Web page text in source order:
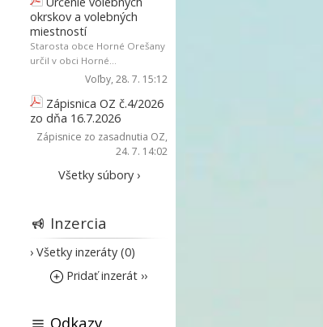
okrskov a volebných
miestností
Starosta obce Horné Orešany
určil v obci Horné...
Voľby, 28. 7. 15:12
Zápisnica OZ č.4/2026
zo dňa 16.7.2026
Zápisnice zo zasadnutia OZ,
24. 7. 14:02
Všetky súbory ›
Inzercia
› Všetky inzeráty (0)
Pridať inzerát ››
Odkazy